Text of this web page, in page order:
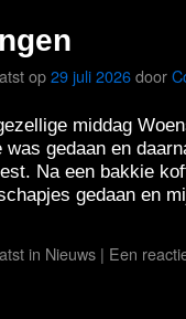
op29 juli 2026door
middag
was gedaan en
Na een bakkie
gedaan en
in Nieuws | Een